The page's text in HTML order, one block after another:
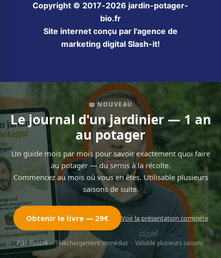
Copyright © 2017-2026 jardin-potager-
bio.fr
Site internet conçu par l'agence de
marketing digital Slash-it!
📖 NOUVEAU
Le journal d'un jardinier — 1 an
au potager
Un guide mois par mois pour savoir exactement quoi faire
au potager — du semis à la récolte.
Commencez au mois où vous en êtes. Utilisable plusieurs
saisons de suite.
Obtenir le livre — 29€ Voir la présentation complète
PDF illustré · Téléchargement immédiat · Valable plusieurs saisons